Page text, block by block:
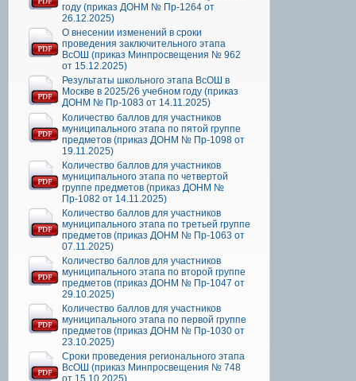
году (приказ ДОНМ № Пр-1264 от
26.12.2025)
О внесении изменений в сроки
проведения заключительного этапа
ВсОШ (приказ Минпросвещения № 962
от 15.12.2025)
Результаты школьного этапа ВсОШ в
Москве в 2025/26 учебном году (приказ
ДОНМ № Пр-1083 от 14.11.2025)
Количество баллов для участников
муниципального этапа по пятой группе
предметов (приказ ДОНМ № Пр-1098 от
19.11.2025)
Количество баллов для участников
муниципального этапа по четвертой
группе предметов (приказ ДОНМ №
Пр-1082 от 14.11.2025)
Количество баллов для участников
муниципального этапа по третьей группе
предметов (приказ ДОНМ № Пр-1063 от
07.11.2025)
Количество баллов для участников
муниципального этапа по второй группе
предметов (приказ ДОНМ № Пр-1047 от
29.10.2025)
Количество баллов для участников
муниципального этапа по первой группе
предметов (приказ ДОНМ № Пр-1030 от
23.10.2025)
Сроки проведения регионального этапа
ВсОШ (приказ Минпросвещения № 748
от 15.10.2025)